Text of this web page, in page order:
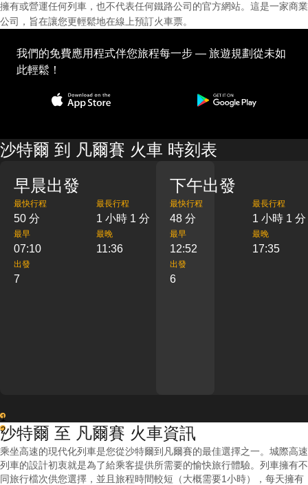
擁有或營運任何列車，也不代表任何鐵路公司的官方網站。這是一家商業
公司，旨在讓您更輕鬆地在線上預訂火車票。
我們的免費應用程式伴您旅程每一步 — 旅遊規劃從未如
此輕鬆！
沙特爾 到 凡爾賽 火車 時刻表
早晨出發
最快行程
50 分
最長行程
1 小時 1 分
最早
07:10
最晚
11:36
出發
7
下午出發
最快行程
48 分
最長行程
1 小時 1 分
最早
12:52
最晚
17:35
出發
6
1
2
沙特爾 至 凡爾賽 火車資訊
乘坐高速的現代化列車是您從沙特爾到凡爾賽的最佳選擇之一。城際高速
列車的設計初衷就是為了給乘客提供所需要的愉快旅行體驗。列車擁有不
同旅行檔次供您選擇，並且旅程時間較短（大概需要1小時），每天擁有